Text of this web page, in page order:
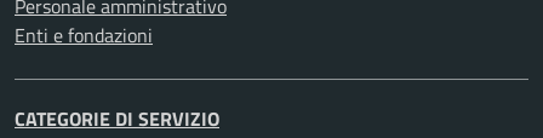
Personale amministrativo
Enti e fondazioni
CATEGORIE DI SERVIZIO